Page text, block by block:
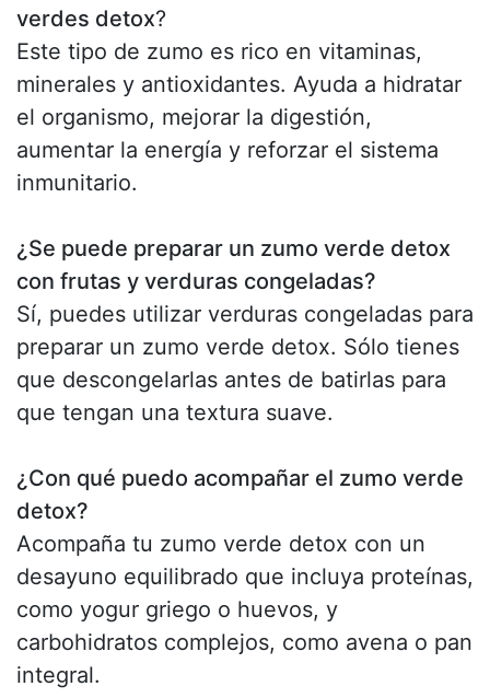
verdes detox?
Este tipo de zumo es rico en vitaminas,
minerales y antioxidantes. Ayuda a hidratar
el organismo, mejorar la digestión,
aumentar la energía y reforzar el sistema
inmunitario.
¿Se puede preparar un zumo verde detox
con frutas y verduras congeladas?
Sí, puedes utilizar verduras congeladas para
preparar un zumo verde detox. Sólo tienes
que descongelarlas antes de batirlas para
que tengan una textura suave.
¿Con qué puedo acompañar el zumo verde
detox?
Acompaña tu zumo verde detox con un
desayuno equilibrado que incluya proteínas,
como yogur griego o huevos, y
carbohidratos complejos, como avena o pan
integral.